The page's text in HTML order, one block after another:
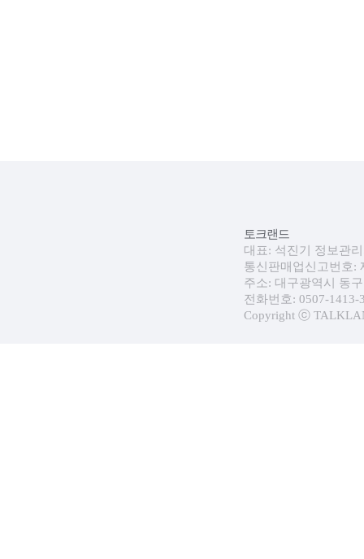
토크랜드
대표: 석진기 정보관
통신판매업신고번호:
주소: 대구광역시 동
전화번호: 0507-1413-
Copyright ⓒ